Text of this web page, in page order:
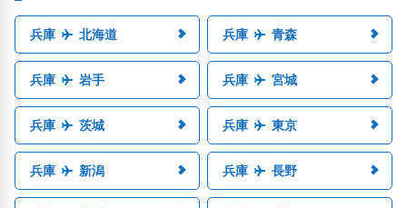
兵庫 北海道 兵庫 青森
兵庫 岩手 兵庫 宮城
兵庫 茨城 兵庫 東京
兵庫 新潟 兵庫 長野